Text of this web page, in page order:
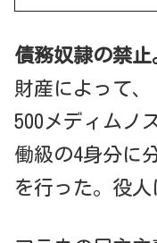
平
債務奴隷の禁止
財産によって、
500メディムノ
働級の4身分に
を行った。役人